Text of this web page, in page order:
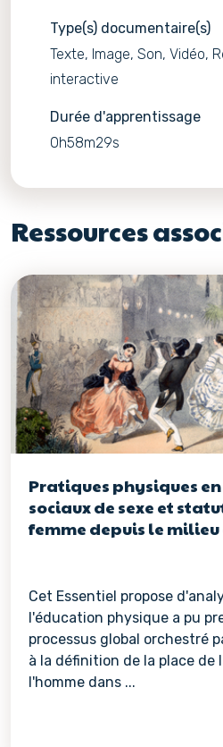
Type(s) documentaire(s)
Texte, Image, Son, Vidéo,
interactive
Durée d'apprentissage
0h58m29s
Ressources
Pratiques physiques
sociaux de sexe et
femme depuis le milieu
Cet Essentiel propose
l'éducation physique a pu
processus global orchestré
à la définition de la place de
l'homme dans ...